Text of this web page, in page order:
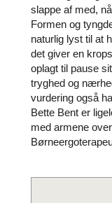
slappe af med,
Formen og
naturlig lyst til at
det giver en
oplagt til pause
tryghed og
vurdering også
Bette Bent er
med armene